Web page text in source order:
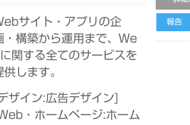
サイト・アプリの企
・構築から運用まで、We
関する全てのサービスを
供します。
ザイン:広告デザイン]
・ホームページ:ホーム
報告